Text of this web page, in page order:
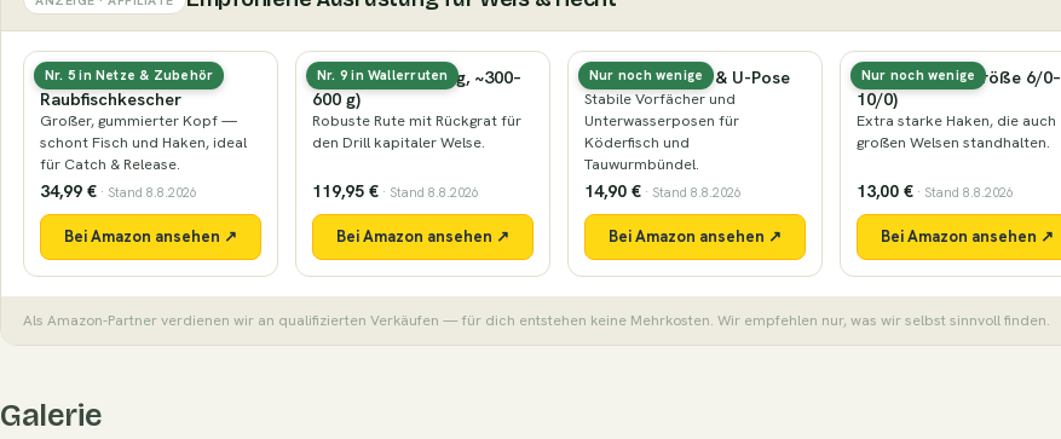
Nr. 5 in Netze & Zubehör
Gummierter
Raubfischkescher
Großer, gummierter Kopf —
schont Fisch und Haken, ideal
für Catch & Release.
34,99 € · Stand 8.8.2026
Bei Amazon ansehen ↗
Nr. 9 in Wallerruten
Wallerrute (kräftig, ~300–
600 g)
Robuste Rute mit Rückgrat für
den Drill kapitaler Welse.
119,95 € · Stand 8.8.2026
Bei Amazon ansehen ↗
Nur noch wenige
Waller-Vorfach & U-Pose
Stabile Vorfächer und
Unterwasserposen für
Köderfisch und
Tauwurmbündel.
14,90 € · Stand 8.8.2026
Bei Amazon ansehen ↗
Nur noch wenige
Wallerhaken (Größe 6/0–
10/0)
Extra starke Haken, die auch
großen Welsen standhalten.
13,00 € · Stand 8.8.2026
Bei Amazon ansehen ↗
Als Amazon-Partner verdienen wir an qualifizierten Verkäufen — für dich entstehen keine Mehrkosten. Wir empfehlen nur, was wir selbst sinnvoll finden.
Galerie